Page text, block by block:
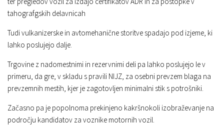
tahografgskih delavnicah
Tudi vulkanizerske in avtomehanične storitve spadajo pod izjeme, ki
lahko poslujejo dalje.
Trgovine z nadomestnimi in rezervnimi deli pa lahko poslujejo le v
primeru, da gre, v skladu s pravili NIJZ, za osebni prevzem blaga na
prevzemnih mestih, kjer je zagotovljen minimalni stik s potrošniki.
Začasno pa je popolnoma prekinjeno kakršnokoli izobraževanje na
področju kandidatov za voznike motornih vozil.